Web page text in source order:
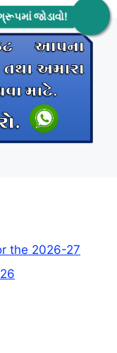
જોડાવો!
the 2026-27